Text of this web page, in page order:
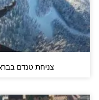
צניחת טנדם